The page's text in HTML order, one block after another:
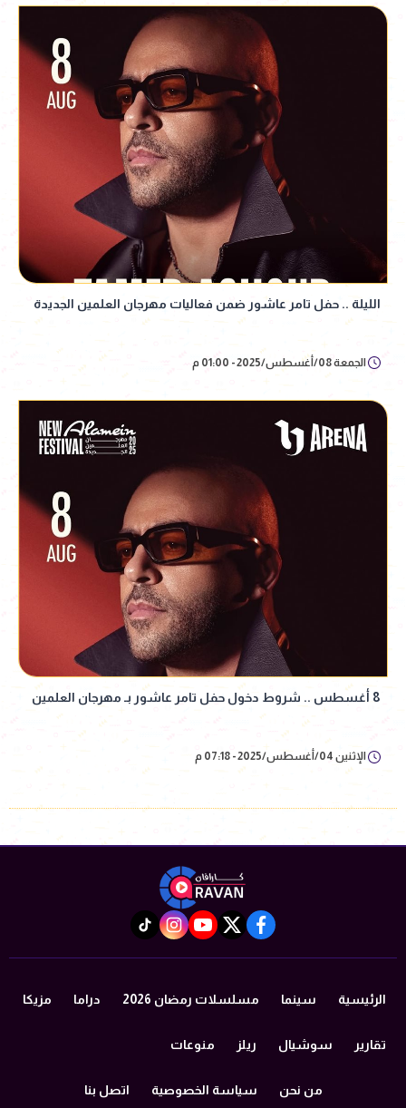
الليلة .. حفل تامر عاشور ضمن فعاليات مهرجان العلمين الجديدة
الجمعة 08/أغسطس/2025 - 01:00 م
8 أغسطس .. شروط دخول حفل تامر عاشور بـ مهرجان العلمين
الإثنين 04/أغسطس/2025 - 07:18 م
facebook
twitter
youtube
instagram
tiktok
الرئيسية سينما مسلسلات رمضان 2026 دراما مزيكا
تقارير سوشيال ريلز منوعات
من نحن سياسة الخصوصية اتصل بنا